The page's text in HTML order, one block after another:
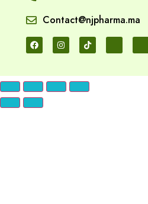
Contact@njpharma.ma